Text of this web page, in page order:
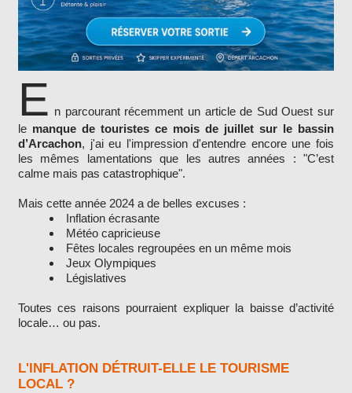
E n parcourant récemment un article de Sud Ouest sur
le manque de touristes ce mois de juillet sur le bassin
d’Arcachon, j'ai eu l'impression d'entendre encore une fois
les mêmes lamentations que les autres années : "C’est
calme mais pas catastrophique".
Mais cette année 2024 a de belles excuses :
Inflation écrasante
Météo capricieuse
Fêtes locales regroupées en un même mois
Jeux Olympiques
Législatives
Toutes ces raisons pourraient expliquer la baisse d’activité
locale… ou pas.
L'INFLATION DÉTRUIT-ELLE LE TOURISME
LOCAL ?